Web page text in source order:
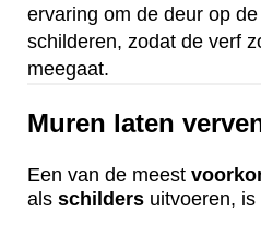
ervaring om de deur op
schilderen, zodat de verf
meegaat.
Muren laten
Een van de meest
als schilders uitvoeren,